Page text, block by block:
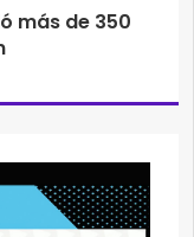
más de 350